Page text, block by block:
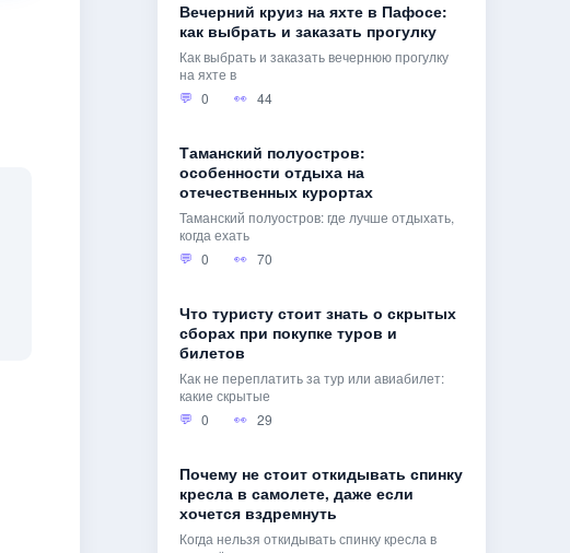
Вечерний круиз на яхте в Пафосе:
как выбрать и заказать прогулку
Как выбрать и заказать вечернюю прогулку
на яхте в
0
44
Таманский полуостров:
особенности отдыха на
отечественных курортах
Таманский полуостров: где лучше отдыхать,
когда ехать
0
70
Что туристу стоит знать о скрытых
сборах при покупке туров и
билетов
Как не переплатить за тур или авиабилет:
какие скрытые
0
29
Почему не стоит откидывать спинку
кресла в самолете, даже если
хочется вздремнуть
Когда нельзя откидывать спинку кресла в